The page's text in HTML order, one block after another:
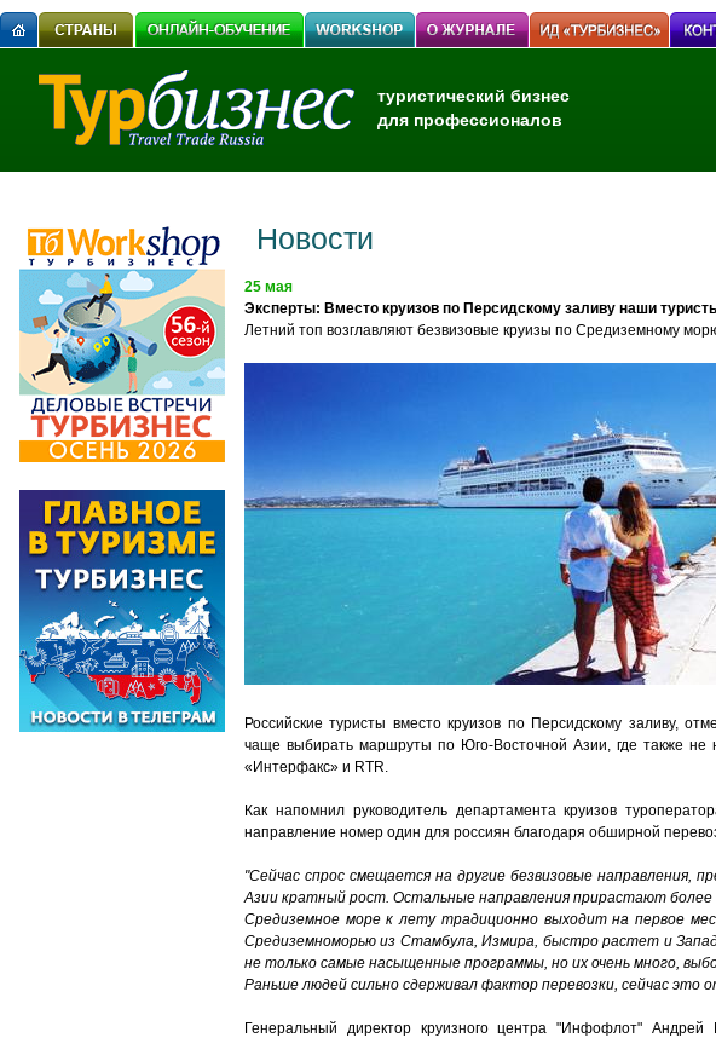
туристический бизнес
для профессионалов
Новости
25 мая
Эксперты: Вместо круизов по Персидскому заливу наши
Летний топ возглавляют безвизовые круизы по Средиземному
Российские туристы вместо круизов по Персидскому заливу,
чаще выбирать маршруты по Юго-Восточной Азии, где также не
«Интерфакс» и RTR.
Как напомнил руководитель департамента круизов
направление номер один для россиян благодаря обширной
"Сейчас спрос смещается на другие безвизовые
Азии кратный рост. Остальные направления прирастают
Средиземное море к лету традиционно выходит на первое
Средиземноморью из Стамбула, Измира, быстро растет и
не только самые насыщенные программы, но их очень много,
Раньше людей сильно сдерживал фактор перевозки, сейчас это
Генеральный директор круизного центра "Инфофлот"